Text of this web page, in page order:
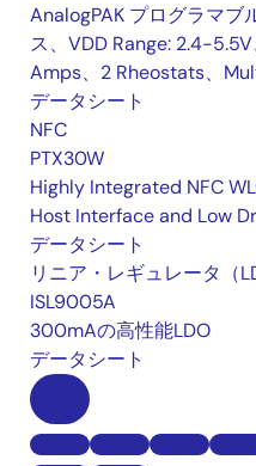
AnalogPAK プログラマブ
ス、VDD Range: 2.4-
Amps、2 Rheostats、
データシート
NFC
PTX30W
Highly Integrated NFC
Host Interface and Low
データシート
リニア・レギュレータ（
ISL9005A
300mAの高性能LDO
データシート